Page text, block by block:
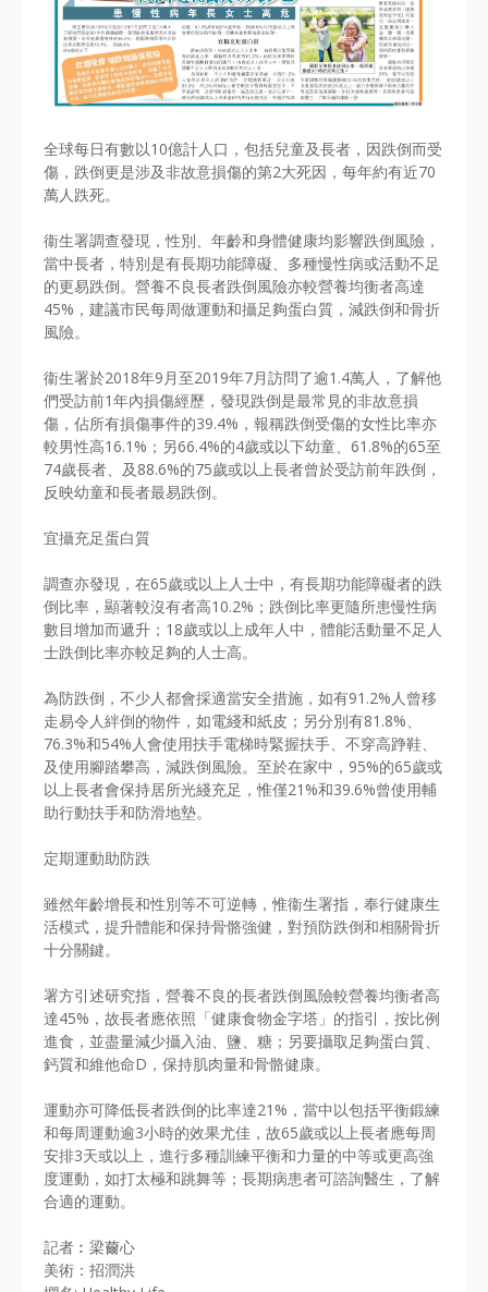
全球每日有數以10億計人口，包括兒童及長者，因跌倒而受
傷，跌倒更是涉及非故意損傷的第2大死因，每年約有近70
萬人跌死。
衞生署調查發現，性別、年齡和身體健康均影響跌倒風險，
當中長者，特別是有長期功能障礙、多種慢性病或活動不足
的更易跌倒。營養不良長者跌倒風險亦較營養均衡者高達
45%，建議市民每周做運動和攝足夠蛋白質，減跌倒和骨折
風險。
衞生署於2018年9月至2019年7月訪問了逾1.4萬人，了解他
們受訪前1年內損傷經歷，發現跌倒是最常見的非故意損
傷，佔所有損傷事件的39.4%，報稱跌倒受傷的女性比率亦
較男性高16.1%；另66.4%的4歲或以下幼童、61.8%的65至
74歲長者、及88.6%的75歲或以上長者曾於受訪前年跌倒，
反映幼童和長者最易跌倒。
宜攝充足蛋白質
調查亦發現，在65歲或以上人士中，有長期功能障礙者的跌
倒比率，顯著較沒有者高10.2%；跌倒比率更隨所患慢性病
數目增加而遞升；18歲或以上成年人中，體能活動量不足人
士跌倒比率亦較足夠的人士高。
為防跌倒，不少人都會採適當安全措施，如有91.2%人曾移
走易令人絆倒的物件，如電綫和紙皮；另分別有81.8%、
76.3%和54%人會使用扶手電梯時緊握扶手、不穿高踭鞋、
及使用腳踏攀高，減跌倒風險。至於在家中，95%的65歲或
以上長者會保持居所光綫充足，惟僅21%和39.6%曾使用輔
助行動扶手和防滑地墊。
定期運動助防跌
雖然年齡增長和性別等不可逆轉，惟衞生署指，奉行健康生
活模式，提升體能和保持骨骼強健，對預防跌倒和相關骨折
十分關鍵。
署方引述研究指，營養不良的長者跌倒風險較營養均衡者高
達45%，故長者應依照「健康食物金字塔」的指引，按比例
進食，並盡量減少攝入油、鹽、糖；另要攝取足夠蛋白質、
鈣質和維他命D，保持肌肉量和骨骼健康。
運動亦可降低長者跌倒的比率達21%，當中以包括平衡鍛練
和每周運動逾3小時的效果尤佳，故65歲或以上長者應每周
安排3天或以上，進行多種訓練平衡和力量的中等或更高強
度運動，如打太極和跳舞等；長期病患者可諮詢醫生，了解
合適的運動。
記者︰梁薾心
美術：招潤洪